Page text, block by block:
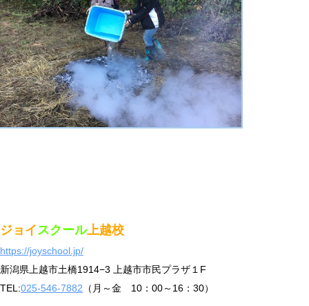
ジョイスクール上越校
https://joyschool.jp/
新潟県上越市土橋1914−3 上越市市民プラザ１F
TEL:025-546-7882 （月～金 10：00～16：30）